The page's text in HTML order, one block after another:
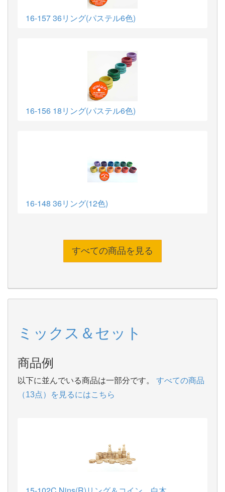
16-157 36リング(パステル6色)
16-156 18リング(パステル6色)
16-148 36リング(12色)
すべての商品を見る
ミックス＆セット
商品例
以下に並んでいる商品は一部分です。
すべての商品
（13点）を見るにはこちら